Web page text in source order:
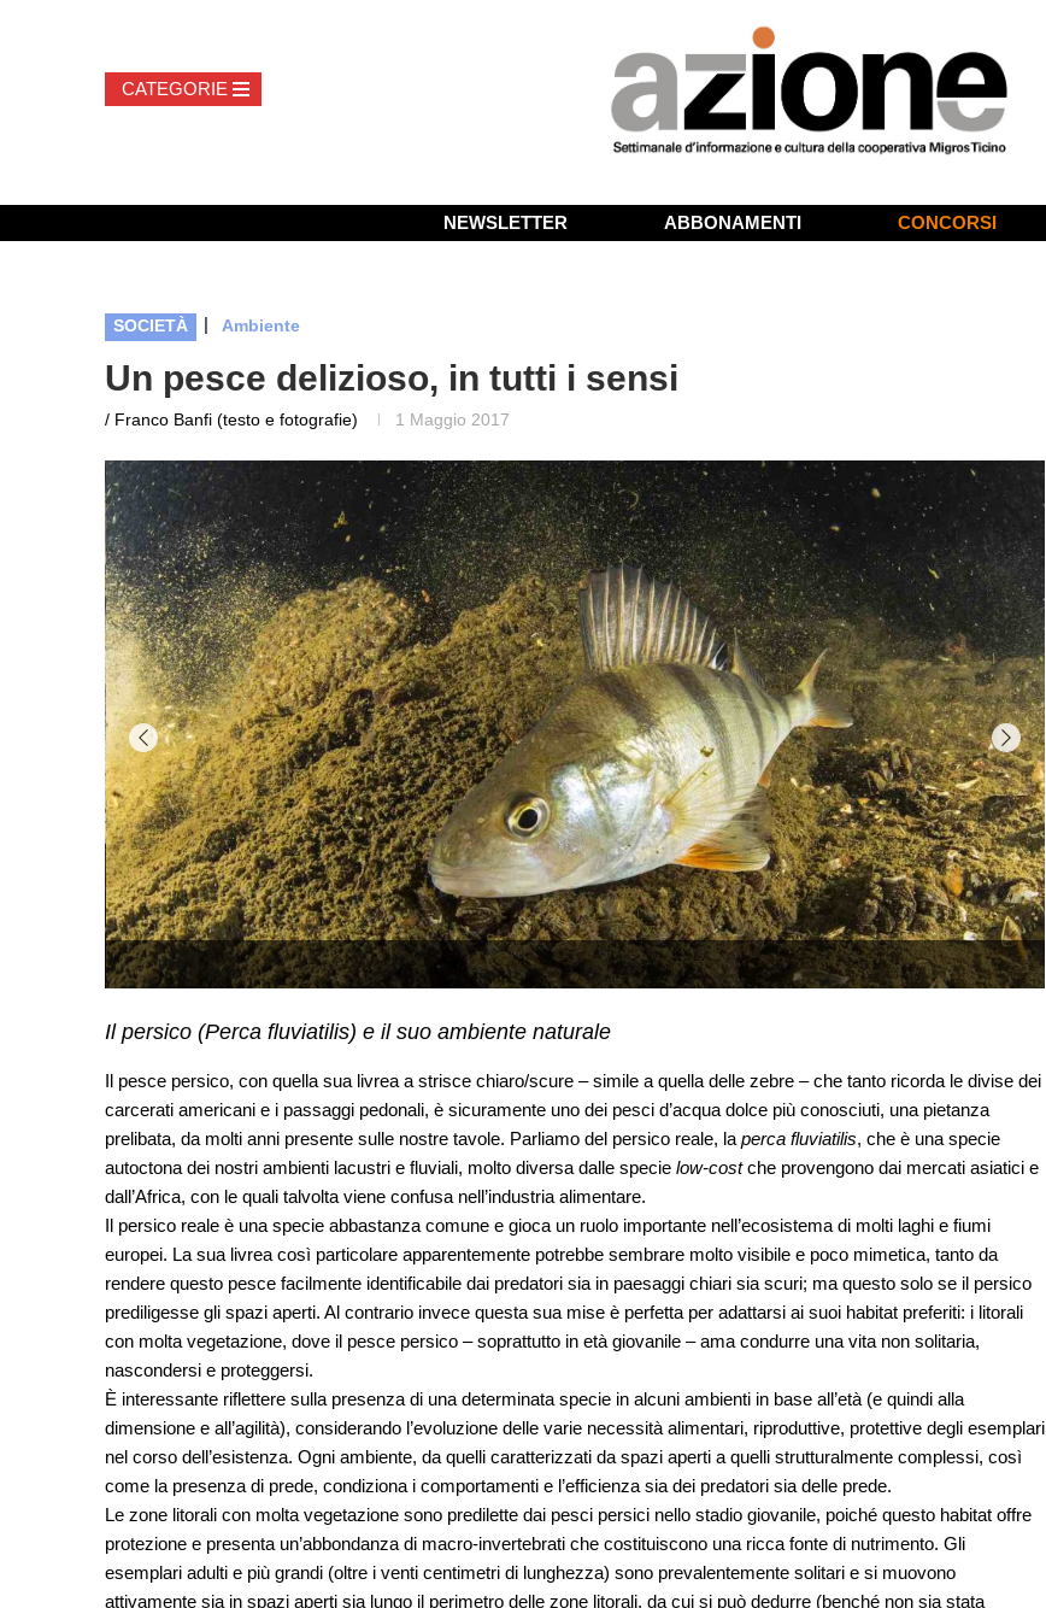
NEWSLETTER ABBONAMENTI CONCORSI
SOCIETÀ | Ambiente
Un pesce delizioso, in tutti i sensi
/ Franco Banfi (testo e fotografie) 1 Maggio 2017
Il persico (Perca fluviatilis) e il suo ambiente naturale
Il pesce persico, con quella sua livrea a strisce chiaro/scure – simile a quella delle zebre – che tanto ricorda le divise dei
carcerati americani e i passaggi pedonali, è sicuramente uno dei pesci d’acqua dolce più conosciuti, una pietanza
prelibata, da molti anni presente sulle nostre tavole. Parliamo del persico reale, la perca fluviatilis, che è una specie
autoctona dei nostri ambienti lacustri e fluviali, molto diversa dalle specie low-costche provengono dai mercati asiatici e
dall’Africa, con le quali talvolta viene confusa nell’industria alimentare.
Il persico reale è una specie abbastanza comune e gioca un ruolo importante nell’ecosistema di molti laghi e fiumi
europei. La sua livrea così particolare apparentemente potrebbe sembrare molto visibile e poco mimetica, tanto da
rendere questo pesce facilmente identificabile dai predatori sia in paesaggi chiari sia scuri; ma questo solo se il persico
prediligesse gli spazi aperti. Al contrario invece questa sua mise è perfetta per adattarsi ai suoi habitat preferiti: i litorali
con molta vegetazione, dove il pesce persico – soprattutto in età giovanile – ama condurre una vita non solitaria,
nascondersi e proteggersi.
È interessante riflettere sulla presenza di una determinata specie in alcuni ambienti in base all’età (e quindi alla
dimensione e all’agilità), considerando l’evoluzione delle varie necessità alimentari, riproduttive, protettive degli esemplari
nel corso dell’esistenza. Ogni ambiente, da quelli caratterizzati da spazi aperti a quelli strutturalmente complessi, così
come la presenza di prede, condiziona i comportamenti e l’efficienza sia dei predatori sia delle prede.
Le zone litorali con molta vegetazione sono predilette dai pesci persici nello stadio giovanile, poiché questo habitat offre
protezione e presenta un’abbondanza di macro-invertebrati che costituiscono una ricca fonte di nutrimento. Gli
esemplari adulti e più grandi (oltre i venti centimetri di lunghezza) sono prevalentemente solitari e si muovono
attivamente sia in spazi aperti sia lungo il perimetro delle zone litorali, da cui si può dedurre (benché non sia stata